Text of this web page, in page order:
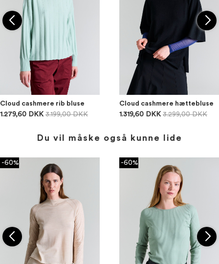
Cloud cashmere rib bluse
1.279,60 DKK 3.199,00 DKK
Cloud cashmere hættebluse
1.319,60 DKK 3.299,00 DKK
Du vil måske også kunne lide
-60% -60%